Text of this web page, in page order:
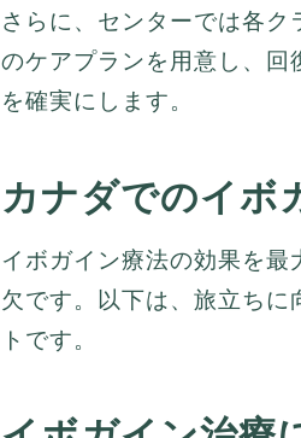
さらに、センターでは各ク
のケアプランを用意し、
を確実にします。
カナダでのイボ
イボガイン療法の効果を
欠です。以下は、旅立ち
トです。